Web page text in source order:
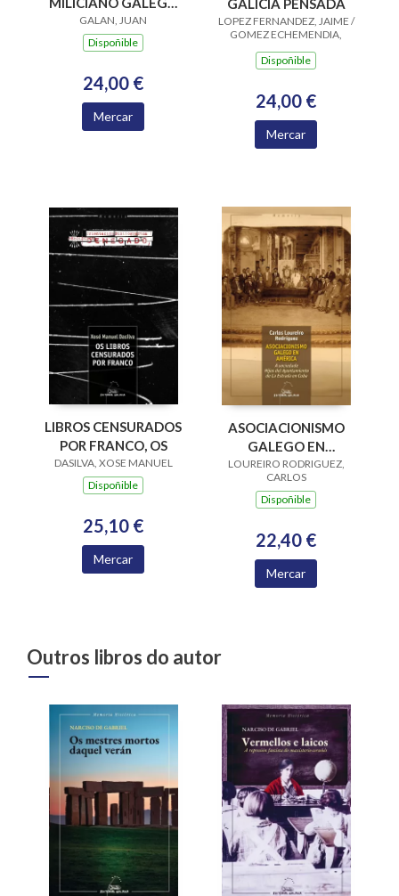
NO EXILIO FRANCES
1939-1945
GALAN, JUAN
Dispoñible
24,00 €
Mercar
GALICIA PENSADA
LOPEZ FERNANDEZ, JAIME /
GOMEZ ECHEMENDIA,
Dispoñible
24,00 €
Mercar
LIBROS CENSURADOS
POR FRANCO, OS
DASILVA, XOSE MANUEL
Dispoñible
25,10 €
Mercar
ASOCIACIONISMO
GALEGO EN
AMERICA
LOUREIRO RODRIGUEZ,
CARLOS
Dispoñible
22,40 €
Mercar
Outros libros do autor